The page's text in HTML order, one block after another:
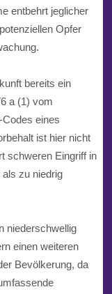
entbehrt jeglicher
Opfer
bereits ein
a (1) vom
eines
ist hier nicht
schweren Eingriff in
zu niedrig
niederschwellig
einen weiteren
Bevölkerung, da